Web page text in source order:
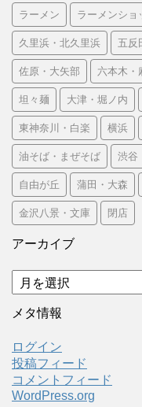
ラーメン ラーメンショ
久里浜・北久里浜 五反
佐原・大矢部 六本木・
坦々麺 大津・堀ノ内
東神奈川・白楽 横浜
油そば・まぜそば 渋谷
自由が丘 蒲田・大森
金沢八景・文庫 閉店
アーカイブ
ア
ー
カ
ブ
メタ情報
ログイン
投稿フィード
コメントフィード
WordPress.org